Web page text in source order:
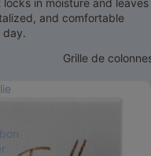
in moisture and leaves
and comfortable
day.
Grille de